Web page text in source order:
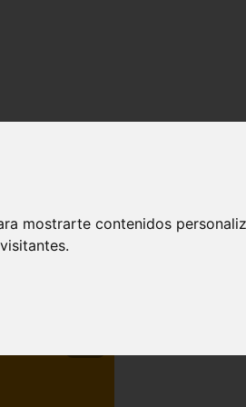
mostrarte contenidos